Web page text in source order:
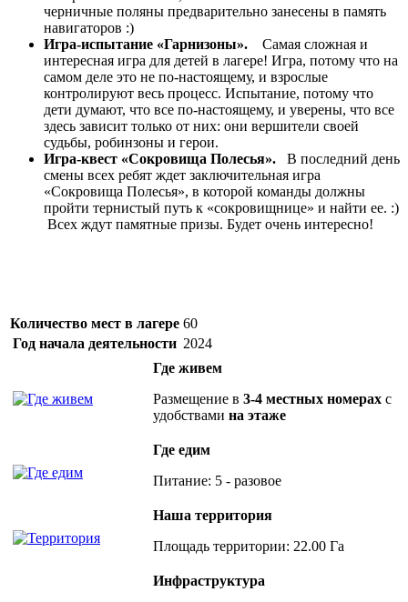
черничные поляны предварительно занесены в память
навигаторов :)
Игра-испытание «Гарнизоны».
Самая сложная и
интересная игра для детей в лагере! Игра, потому что на
самом деле это не по-настоящему, и взрослые
контролируют весь процесс. Испытание, потому что
дети думают, что все по-настоящему, и уверены, что все
здесь зависит только от них: они вершители своей
судьбы, робинзоны и герои.
Игра-квест «Сокровища Полесья».
В последний день
смены всех ребят ждет заключительная игра
«Сокровища Полесья», в которой команды должны
пройти тернистый путь к «сокровищнице» и найти ее. :)
Всех ждут памятные призы. Будет очень интересно!
Количество мест в лагере 60
Год начала деятельности 2024
Где живем
Размещение в 3-4 местных номерах с
удобствами на этаже
Где едим
Питание: 5 - разовое
Наша территория
Площадь территории: 22.00 Га
Инфраструктура